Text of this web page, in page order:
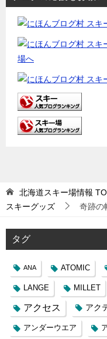
北海道スキー場情報
スキーグッズ
奇跡の
タグ
ANA ATOMIC
LANGE MILLET
アクセス アク
アンダーウエア